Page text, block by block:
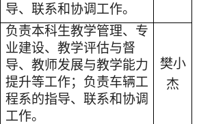
导、联系和协调工作。
负责本科生教学管理、专
业建设、教学评估与督
导、教师发展与教学能力
提升等工作；负责车辆工
程系的指导、联系和协调
工作。
樊小
杰